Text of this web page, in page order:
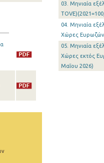
03. Μηνιαία
04. Μηνιαία
Χώρες
05. Μηνιαία
Χώρες εκτός
Μαΐου 2026)